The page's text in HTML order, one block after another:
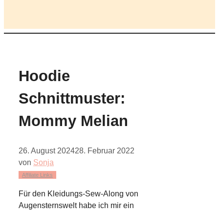
Hoodie
Schnittmuster:
Mommy Melian
26. August 202428. Februar 2022
von Sonja
Affiliate Links
Für den Kleidungs-Sew-Along von
Augensternswelt habe ich mir ein